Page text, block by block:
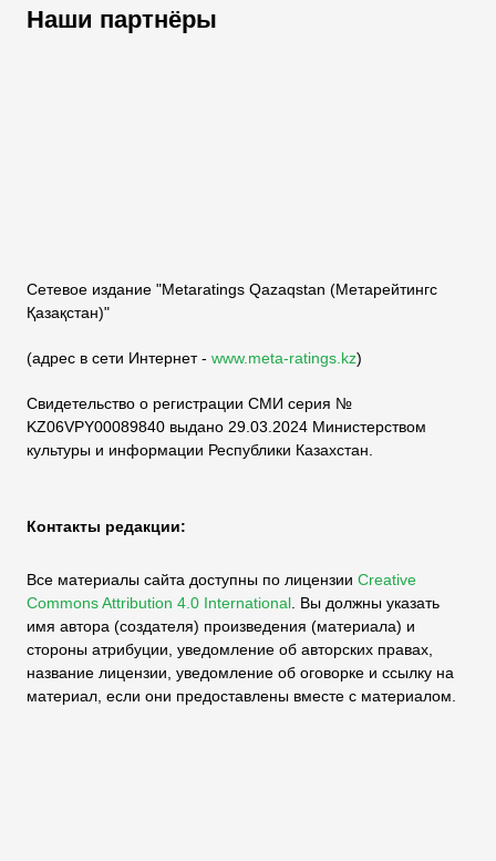
Наши партнёры
Сетевое издание "Metaratings Qazaqstan (Метарейтингс
Қазақстан)"
(адрес в сети Интернет - www.meta-ratings.kz)
Свидетельство о регистрации СМИ серия №
KZ06VPY00089840 выдано 29.03.2024 Министерством
культуры и информации Республики Казахстан.
Контакты редакции:
Все материалы сайта доступны по лицензии Creative
Commons Attribution 4.0 International Вы должны указать
имя автора (создателя) произведения (материала) и
стороны атрибуции, уведомление об авторских правах,
название лицензии, уведомление об оговорке и ссылку на
материал, если они предоставлены вместе с материалом.